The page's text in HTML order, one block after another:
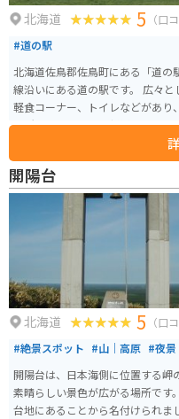
北海道 5 （口
#道の駅
北海道佐鳥郡佐鳥町にある「道
線沿いにある道の駅です。 広々とした敷地に、特産品直売所、レストラン、
軽食コーナー、トイレなどがあり、ド
売所では、地元産の新鮮な野菜や
ストランでは、地元の食材を使った料
訪れる場合は、駐車場も広々としているので
さっつるは、ドライブやツーリン
やグルメを楽しむことができます
開陽台
北海道 5 （口
#絶景スポット #山｜高原 #夜景
開陽台は、日本海側に位置する岬
素晴らしい景色が広がる場所です
台地にあることから名付けられました。 開陽台の標高は約60メー